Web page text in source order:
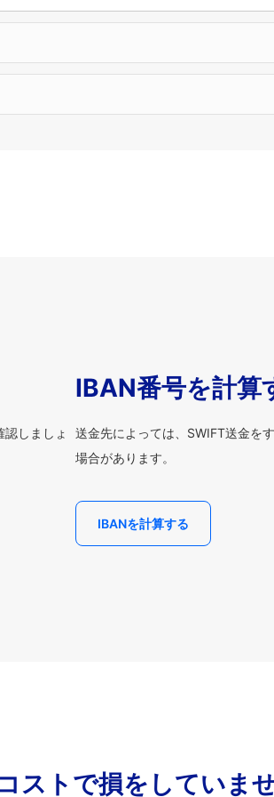
しましょ
IBAN番号を計算
送金先によっては、SWIFT送金を
場合があります。
IBANを計算する
ストで損をしていま